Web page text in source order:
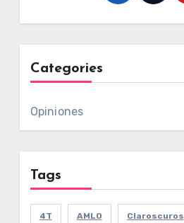
Categories
Opiniones
Tags
4T AMLO Claroscuros